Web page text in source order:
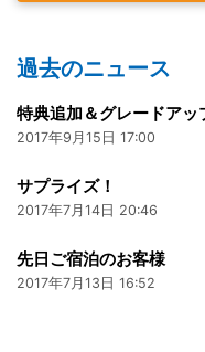
過去のニュース
特典追加＆グレードアッ
2017年9月15日 17:00
サプライズ！
2017年7月14日 20:46
先日ご宿泊のお客様
2017年7月13日 16:52